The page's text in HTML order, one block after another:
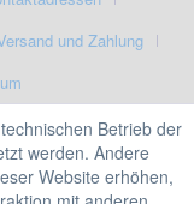
und Zahlung
Betrieb der
werden. Andere
Website erhöhen,